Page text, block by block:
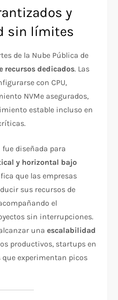
y
sin límites
de la Nube Pública de
recursos dedicados. Las
con CPU,
NVMe asegurados,
estable incluso en
diseñada para
y horizontal bajo
que las empresas
sus recursos de
el
sin interrupciones.
unaescalabilidad
productivos, startups en
experimentan picos